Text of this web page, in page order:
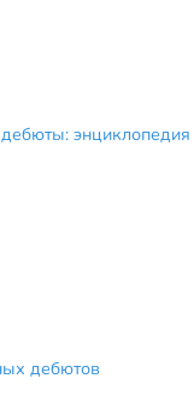
энциклопедия
дебютов